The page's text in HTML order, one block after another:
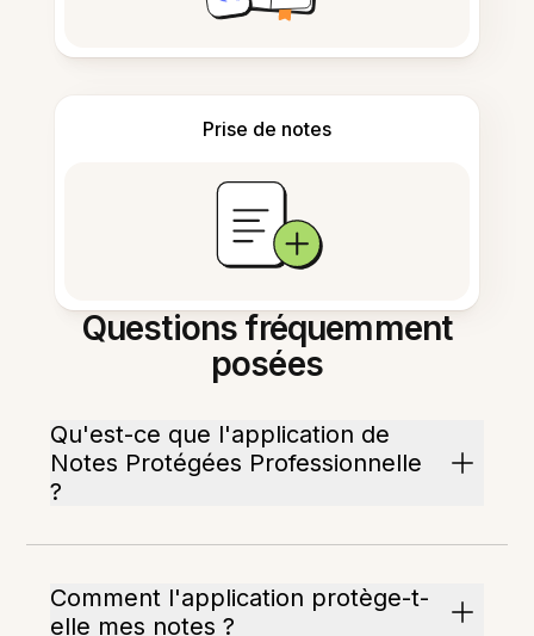
Prise de notes
Questions fréquemment
posées
Qu'est-ce que l'application de
Notes Protégées Professionnelle
?
Comment l'application protège-t-
elle mes notes ?